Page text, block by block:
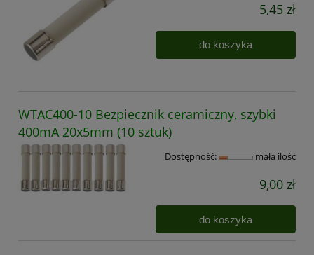
5,45 zł
do koszyka
WTAC400-10 Bezpiecznik ceramiczny, szybki
400mA 20x5mm (10 sztuk)
Dostępność: mała ilość
9,00 zł
do koszyka